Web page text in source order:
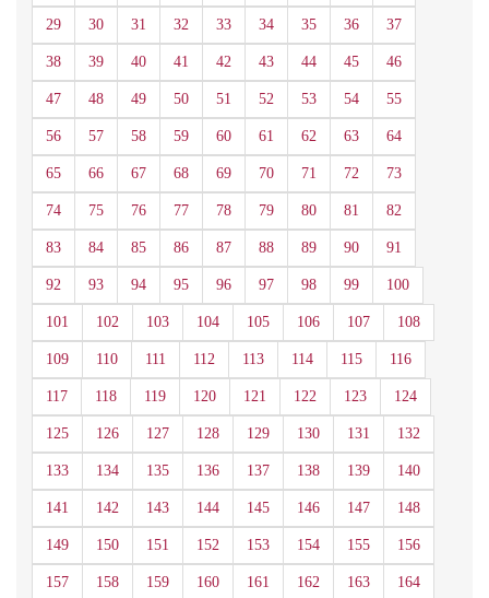
29 30 31 32 33 34 35 36 37
38 39 40 41 42 43 44 45 46
47 48 49 50 51 52 53 54 55
56 57 58 59 60 61 62 63 64
65 66 67 68 69 70 71 72 73
74 75 76 77 78 79 80 81 82
83 84 85 86 87 88 89 90 91
92 93 94 95 96 97 98 99 100
101 102 103 104 105 106 107 108
109 110 111 112 113 114 115 116
117 118 119 120 121 122 123 124
125 126 127 128 129 130 131 132
133 134 135 136 137 138 139 140
141 142 143 144 145 146 147 148
149 150 151 152 153 154 155 156
157 158 159 160 161 162 163 164